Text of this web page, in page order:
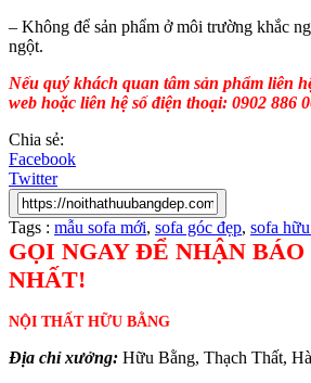
– Không để sản phẩm ở môi trường khắc
ngột.
Nếu quý khách quan tâm sản phẩm liên
web hoặc liên hệ số điện thoại: 0902 886
Chia sẻ:
Facebook
Twitter
Tags : mẫu sofa mới, sofa góc đẹp, sofa
GỌI NGAY ĐỂ NHẬN
NHẤT!
NỘI THẤT HỮU BẰNG
Địa chỉ xưởng: Hữu Bằng, Thạch Thất,